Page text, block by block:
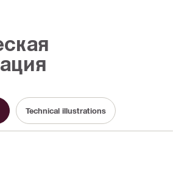
Technical illustrations